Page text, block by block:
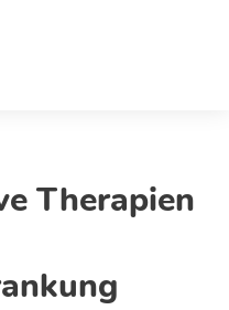
Therapien